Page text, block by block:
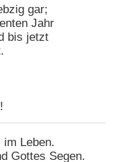
gar;
Jahr
bis jetzt
Leben.
Gottes Segen.